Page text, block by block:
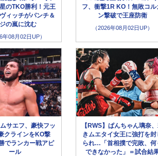
のTKO勝利！元王
ィッチがパンチ＆
の嵐に沈む
年08月02日UP）
フ、衝撃1R KO！無敗コル
ン撃破で王座防衛
（2026年08月02日UP）
ムサエフ、豪快フッ
クラインをKO撃
でランカー戦アピ
ール
【RWS】ぱんちゃん璃奈
きムエタイ女王に強打を封
られ…「首相撲で完敗、何
できなかった」＝試合結